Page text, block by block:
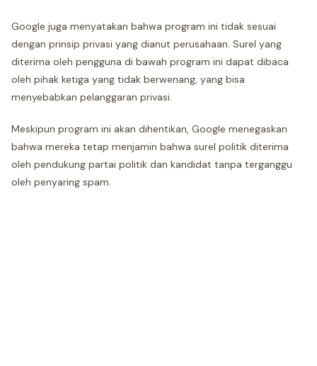
Google juga menyatakan bahwa program ini tidak sesuai
dengan prinsip privasi yang dianut perusahaan. Surel yang
diterima oleh pengguna di bawah program ini dapat dibaca
oleh pihak ketiga yang tidak berwenang, yang bisa
menyebabkan pelanggaran privasi.
Meskipun program ini akan dihentikan, Google menegaskan
bahwa mereka tetap menjamin bahwa surel politik diterima
oleh pendukung partai politik dan kandidat tanpa terganggu
oleh penyaring spam.